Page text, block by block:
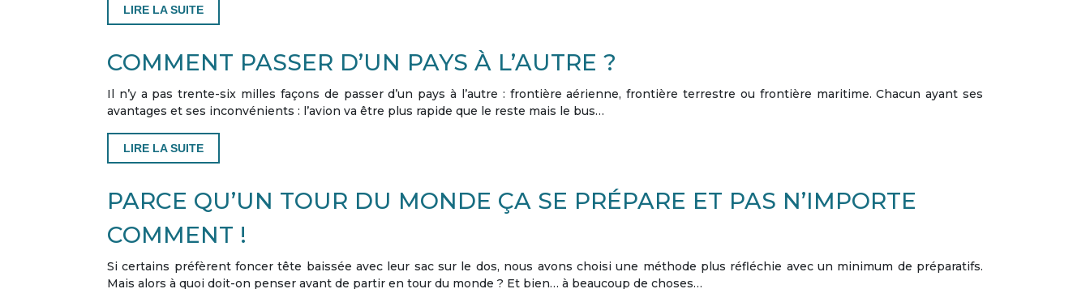
LIRE LA SUITE
COMMENT PASSER D’UN PAYS À L’AUTRE ?
Il n’y a pas trente-six milles façons de passer d’un pays à l’autre : frontière aérienne, frontière terrestre ou frontière maritime. Chacun ayant ses
avantages et ses inconvénients : l’avion va être plus rapide que le reste mais le bus…
LIRE LA SUITE
PARCE QU’UN TOUR DU MONDE ÇA SE PRÉPARE ET PAS N’IMPORTE
COMMENT !
Si certains préfèrent foncer tête baissée avec leur sac sur le dos, nous avons choisi une méthode plus réfléchie avec un minimum de préparatifs.
Mais alors à quoi doit-on penser avant de partir en tour du monde ? Et bien… à beaucoup de choses…